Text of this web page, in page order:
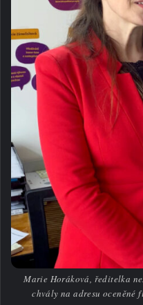
Marie Horáková, ředitelka
chvály na adresu oceněné